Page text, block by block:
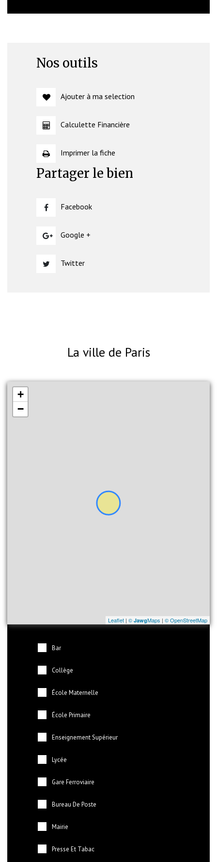
Nos outils
Ajouter à ma selection
Calculette Financière
Imprimer la fiche
Partager le bien
Facebook
Google +
Twitter
La ville de Paris
+
−
Leaflet | © JawgMaps | © OpenStreetMap
Bar
Collège
École Maternelle
École Primaire
Enseignement Supérieur
Lycée
Gare Ferroviaire
Bureau De Poste
Mairie
Presse Et Tabac